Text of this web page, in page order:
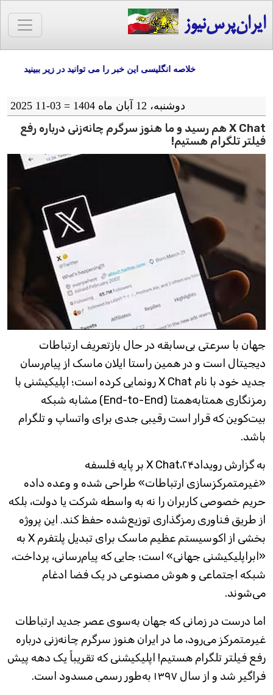
ایران‌پرس‌نیوز
خلاصه انگلیسی این خبر را می توانید در زیر ببینید
دوشنبه، 12 آبان ماه 1404 = 03-11 2025
X Chat هم رسید و ما هنوز سرگرم چانه‌زنی درباره رفع
فیلتر تلگرام هستیم!
جهان با سرعتی بی‌سابقه در حال بازتعریف ارتباطات
دیجیتال است و در همین راستا ایلان ماسک از پیام‌رسان
جدید خود با نام X Chat رونمایی کرده است؛ اپلیکیشنی با
رمزنگاری همتا‌به‌همتا (End-to-End) مشابه شبکه
بیت‌کوین که قرار است رقیبی جدی برای واتساپ و تلگرام
باشد.
به گزارش رویداد۲۴،X Chat بر پایه فلسفه
«غیرمتمرکزسازی ارتباطات» طراحی شده و وعده داده
حریم خصوصی کاربران را نه به واسطه شرکت یا دولت، بلکه
از طریق فناوری رمزگذاری توزیع‌شده حفظ کند. این پروژه
بخشی از اکوسیستم عظیم ماسک برای تبدیل پلتفرم X به
«ابر‌اپلیکیشنی جهانی» است؛ جایی که پیام‌رسانی، پرداخت،
شبکه اجتماعی و هوش مصنوعی در یک فضا ادغام
می‌شوند.
اما درست در زمانی که جهان به‌سوی عصر جدید ارتباطات
غیرمتمرکز می‌رود، ما در ایران هنوز سرگرم چانه‌زنی درباره
رفع فیلتر تلگرام هستیم! اپلیکیشنی که تقریباً یک دهه پیش
فراگیر شد و از سال ۱۳۹۷ به‌طور رسمی مسدود است.